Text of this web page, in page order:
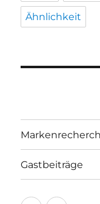
Ähnlichkeit
Gastbeiträge